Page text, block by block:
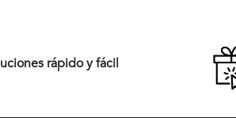
rápido y fácil